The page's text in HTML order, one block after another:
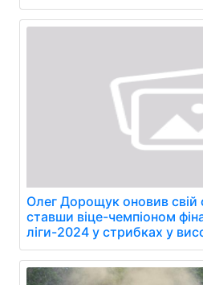
Олег Дорощук оновив
ставши віце-чемпіоном
ліги-2024 у стрибках у